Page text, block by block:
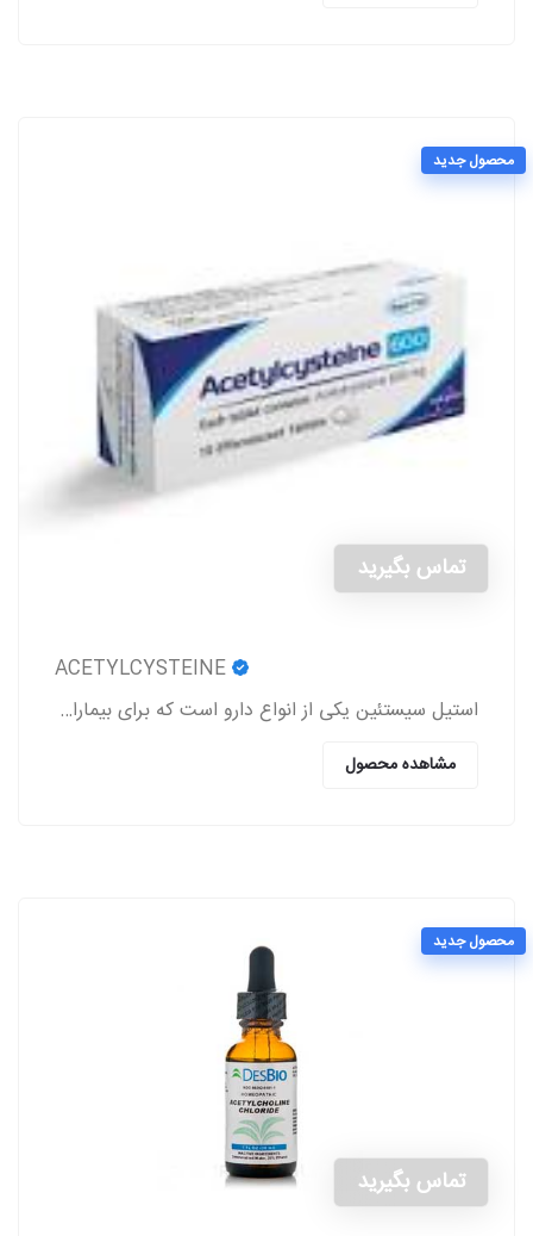
محصول جدید
تماس بگیرید
استیل سیستئین یکی از انواع دارو است که برای بیماران مبتلا به اختلالات ریوی از سمت پزشکان تجویز می‌شود.
مشاهده محصول
محصول جدید
تماس بگیرید